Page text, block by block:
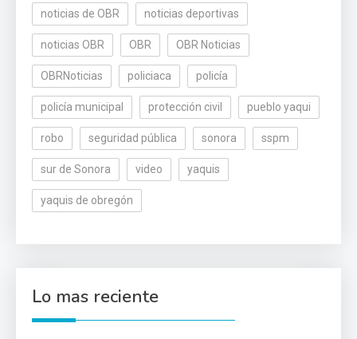
noticias de OBR noticias deportivas
noticias OBR OBR OBR Noticias
OBRNoticias policiaca policía
policía municipal protección civil pueblo yaqui
robo seguridad pública sonora sspm
sur de Sonora video yaquis
yaquis de obregón
Lo mas reciente